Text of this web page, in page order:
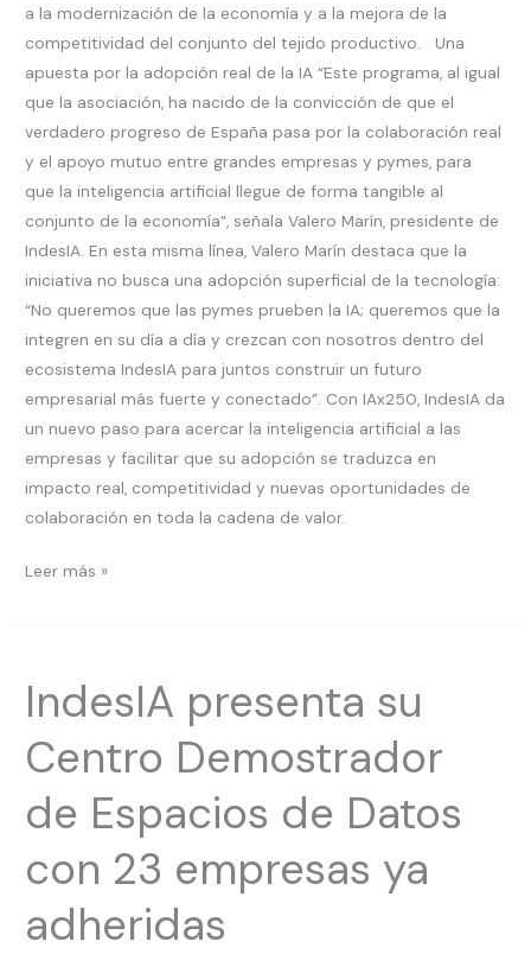
a la modernización de la economía y a la mejora de la
competitividad del conjunto del tejido productivo. Una
apuesta por la adopción real de la IA “Este programa, al igual
que la asociación, ha nacido de la convicción de que el
verdadero progreso de España pasa por la colaboración real
y el apoyo mutuo entre grandes empresas y pymes, para
que la inteligencia artificial llegue de forma tangible al
conjunto de la economía”, señala Valero Marín, presidente de
IndesIA. En esta misma línea, Valero Marín destaca que la
iniciativa no busca una adopción superficial de la tecnología:
“No queremos que las pymes prueben la IA; queremos que la
integren en su día a día y crezcan con nosotros dentro del
ecosistema IndesIA para juntos construir un futuro
empresarial más fuerte y conectado”. Con IAx250, IndesIA da
un nuevo paso para acercar la inteligencia artificial a las
empresas y facilitar que su adopción se traduzca en
impacto real, competitividad y nuevas oportunidades de
colaboración en toda la cadena de valor.
Leer más »
IndesIA presenta su
Centro Demostrador
de Espacios de Datos
con 23 empresas ya
adheridas
presenta
su
Centro
de
de
con